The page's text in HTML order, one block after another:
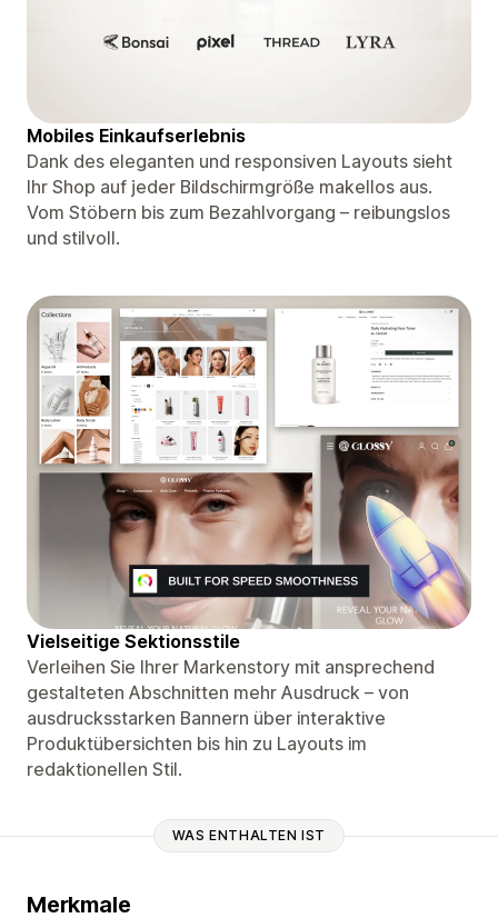
Mobiles Einkaufserlebnis
Dank des eleganten und responsiven Layouts sieht
Ihr Shop auf jeder Bildschirmgröße makellos aus.
Vom Stöbern bis zum Bezahlvorgang – reibungslos
und stilvoll.
Vielseitige Sektionsstile
Verleihen Sie Ihrer Markenstory mit ansprechend
gestalteten Abschnitten mehr Ausdruck – von
ausdrucksstarken Bannern über interaktive
Produktübersichten bis hin zu Layouts im
redaktionellen Stil.
WAS ENTHALTEN IST
Merkmale